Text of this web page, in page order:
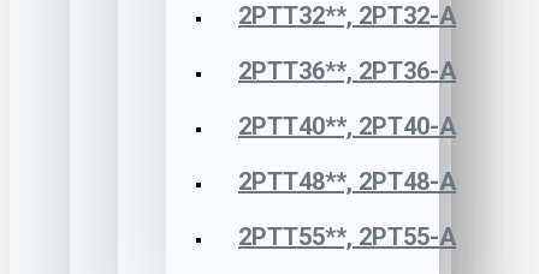
2РТТ32**, 2РТ32-А
2РТТ36**, 2РТ36-А
2РТТ40**, 2РТ40-А
2РТТ48**, 2РТ48-А
2РТТ55**, 2РТ55-А